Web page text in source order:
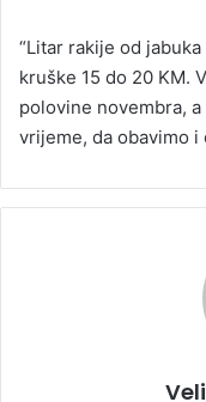
“Litar rakije od
kruške 15 do 20 KM.
polovine novembra,
vrijeme, da obavimo i